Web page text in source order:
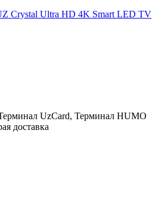
Crystal Ultra HD 4K Smart LED TV
UzCard, Терминал HUMO
доставка